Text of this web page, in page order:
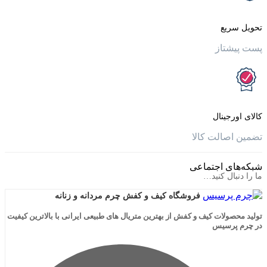
کالا
اجتماعی
کنید…
فروشگاه کیف و کفش چرم مردانه و زنانه
کیف و کفش از بهترین متریال های طبیعی ایرانی با بالاترین کیفیت